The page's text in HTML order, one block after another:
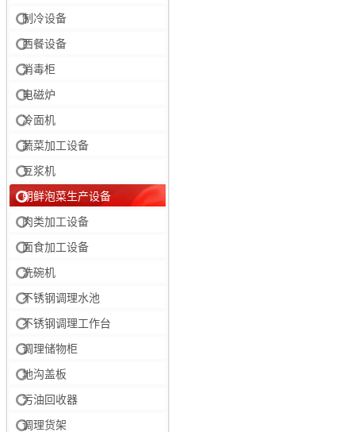
制冷设备
西餐设备
消毒柜
电磁炉
冷面机
蔬菜加工设备
豆浆机
朝鲜泡菜生产设备
肉类加工设备
面食加工设备
洗碗机
不锈钢调理水池
不锈钢调理工作台
调理储物柜
地沟盖板
污油回收器
调理货架